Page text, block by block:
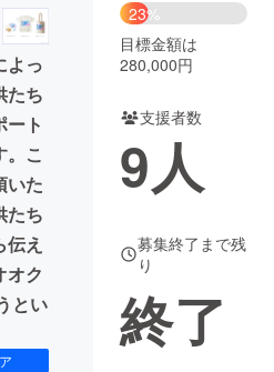
活性化
CAMPFIRE Creation
税machi-ya コミュニティ
よっ
たち
ート
。こ
いた
たち
え
オク
とい
23%
目標金額は
280,000円
支援者数
9人
募集終了まで残
り
終了